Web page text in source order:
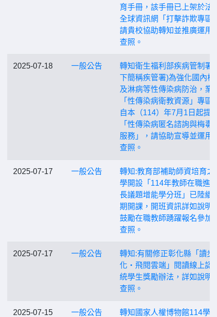
育手冊，該手冊已上架於法
全球資訊網「打擊詐欺專區
請貴校協助轉知並推廣運用
查照。
2025-07-18 一般公告
轉知衛生福利部疾病管制署(
下簡稱疾管署)為強化國內梅
及淋病等性傳染病防治，業
「性傳染病衛教資源」專區
自本（114）年7月1日起提
「性傳染病匿名諮詢與梅毒
服務」，請協助宣導並運用
查照。
2025-07-17 一般公告
轉知:教育部補助師資培育之
學開設「114年教師在職進
長議題增能學分班」已陸續
期開課，開班資訊詳如說明
鼓勵在職教師踴躍報名參加
查照。
2025-07-17 一般公告
轉知:有關修正彰化縣「讀步
化‧飛閱雲端」閱讀線上認
統學生獎勵辦法，詳如說明
查照。
2025-07-15 一般公告
轉知國家人權博物館114學